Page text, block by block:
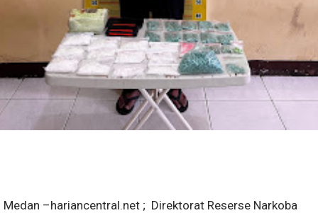
Medan –hariancentral.net ; Direktorat Reserse Narkoba